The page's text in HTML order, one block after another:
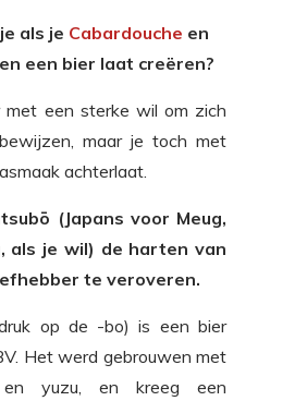
als je Cabardouche en
een bier laat creëren?
met een sterke wil om zich
maar je toch met
achterlaat.
(Japans voor Meug,
als je wil) de harten van
te veroveren.
op de -bo) is een bier
Het werd gebrouwen met
en yuzu, en kreeg een